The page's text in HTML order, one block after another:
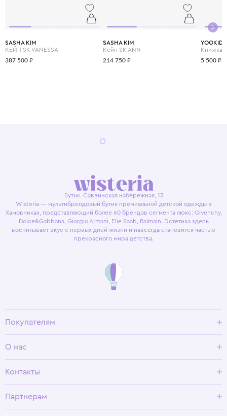
SASHA KIM
КЕЙП SK VANESSA
387 500 ₽
SASHA KIM
Кейп SK ANN
214 750 ₽ 5 500 ₽
Бутик. Саввинская набережная, 13
Wisteria — мультибрендовый бутик премиальной детской одежды в
Хамовниках, представляющий более 60 брендов сегмента люкс: Givenchy,
Dolce&Gabbana, Giorgio Armani, Elie Saab, Balmain. Эстетика здесь
воспитывает вкус с первых дней жизни и навсегда становится частью
прекрасного мира детства.
Покупателям
Условия возврата
О нас
Программа лояльности
Контакты
Партнерам